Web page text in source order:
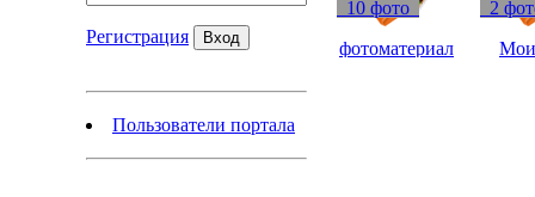
Регистрация
Пользователи портала
10 фото
фотоматериал
2